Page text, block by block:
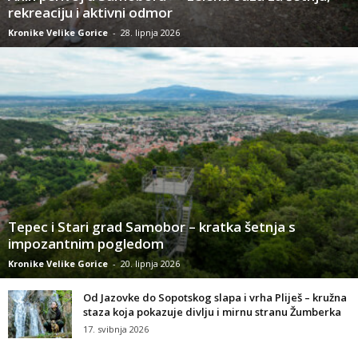
rekreaciju i aktivni odmor
Kronike Velike Gorice - 28. lipnja 2026
Tepec i Stari grad Samobor – kratka šetnja s
impozantnim pogledom
Kronike Velike Gorice - 20. lipnja 2026
Od Jazovke do Sopotskog slapa i vrha Pliješ – kružna
staza koja pokazuje divlju i mirnu stranu Žumberka
17. svibnja 2026